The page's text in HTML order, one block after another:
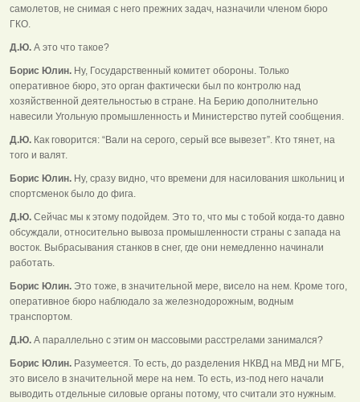
самолетов, не снимая с него прежних задач, назначили членом бюро
ГКО.
Д.Ю. А это что такое?
Борис Юлин. Ну, Государственный комитет обороны. Только
оперативное бюро, это орган фактически был по контролю над
хозяйственной деятельностью в стране. На Берию дополнительно
навесили Угольную промышленность и Министерство путей сообщения.
Д.Ю. Как говорится: “Вали на серого, серый все вывезет”. Кто тянет, на
того и валят.
Борис Юлин. Ну, сразу видно, что времени для насилования школьниц и
спортсменок было до фига.
Д.Ю. Сейчас мы к этому подойдем. Это то, что мы с тобой когда-то давно
обсуждали, относительно вывоза промышленности страны с запада на
восток. Выбрасывания станков в снег, где они немедленно начинали
работать.
Борис Юлин. Это тоже, в значительной мере, висело на нем. Кроме того,
оперативное бюро наблюдало за железнодорожным, водным
транспортом.
Д.Ю. А параллельно с этим он массовыми расстрелами занимался?
Борис Юлин. Разумеется. То есть, до разделения НКВД на МВД ни МГБ,
это висело в значительной мере на нем. То есть, из-под него начали
выводить отдельные силовые органы потому, что считали это нужным.